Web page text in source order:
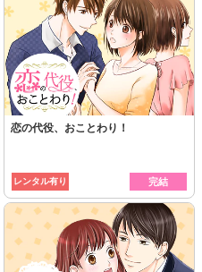
恋の代役、おことわり！
レンタル有り 完結